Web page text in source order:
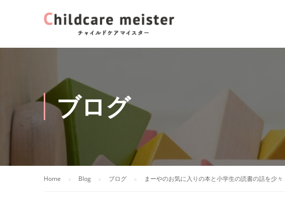
ブログ
Home Blog ブログ まーやのお気に入りの本と小学生の読書の話を少々